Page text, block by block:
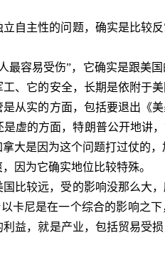
自主性的问题，确实是比较
最容易受伤”，它确实是跟美
、它的安全，长期是依附于
从实的方面，包括要退出《
虚的方面，特朗普公开地讲
大是因为这个问题打过仗的
因为它确实地位比较特殊。
比较远，受的影响没那么大
卡尼是在一个综合的影响之
益，就是产业，包括贸易受